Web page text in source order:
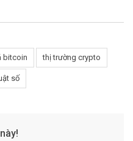
bitcoin thị trường crypto
số